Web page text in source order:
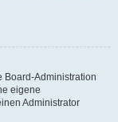
Board-Administration
eigene
Administrator